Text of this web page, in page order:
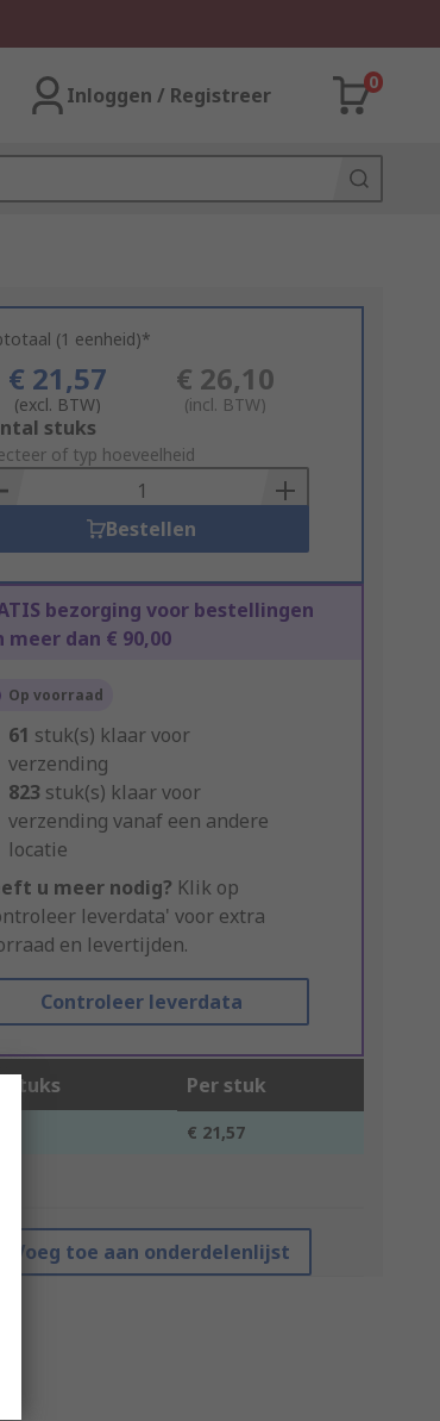
Inloggen / Registreer
0
(1 eenheid)*
€ 21,57
(excl. BTW)
€ 26,10
(incl. BTW)
stuks
of typ hoeveelheid
Bestellen
bezorging voor bestellingen
meer dan € 90,00
Op voorraad
61 stuk(s) klaar voor
verzending
823 stuk(s) klaar voor
verzending vanaf een andere
locatie
u meer nodig? Klik op
leverdata' voor extra
en levertijden.
Controleer leverdata
stuks Per stuk
€ 21,57
Voeg toe aan onderdelenlijst